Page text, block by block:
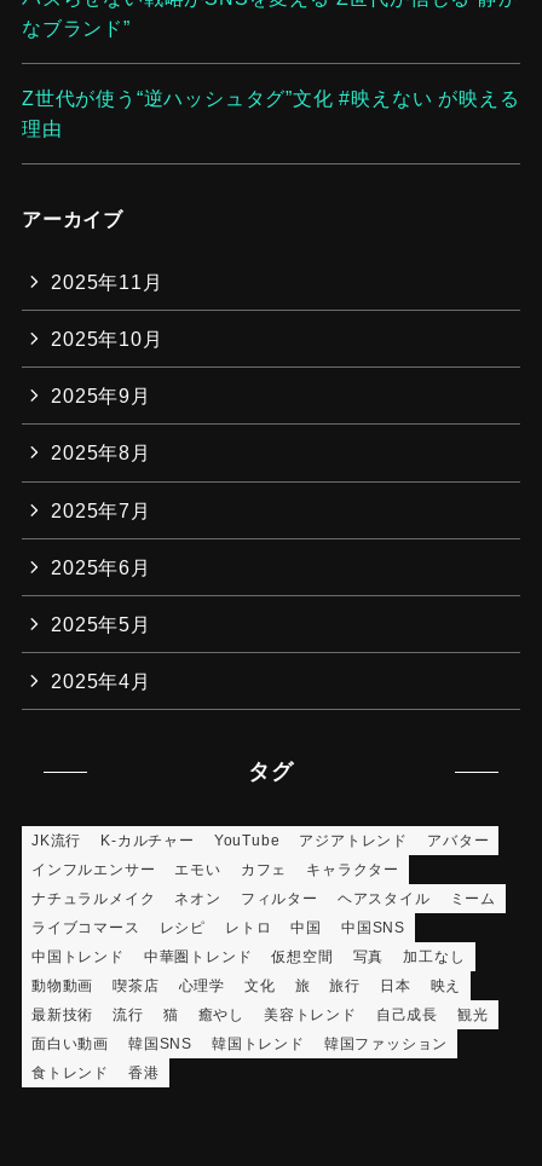
なブランド”
Z世代が使う“逆ハッシュタグ”文化 #映えない が映える
理由
アーカイブ
2025年11月
2025年10月
2025年9月
2025年8月
2025年7月
2025年6月
2025年5月
2025年4月
タグ
JK流行 K-カルチャー YouTube アジアトレンド
アバター
インフルエンサー
エモい カフェ
キャラクター
ナチュラルメイク
ネオン フィルター ヘアスタイル
ミーム
ライブコマース
レシピ レトロ 中国
中国SNS
中国トレンド
中華圏トレンド 仮想空間 写真
加工なし
動物動画
喫茶店 心理学 文化 旅 旅行 日本
映え
最新技術
流行 猫 癒やし 美容トレンド 自己成長
観光
面白い動画
韓国SNS 韓国トレンド
韓国ファッション
食トレンド
香港